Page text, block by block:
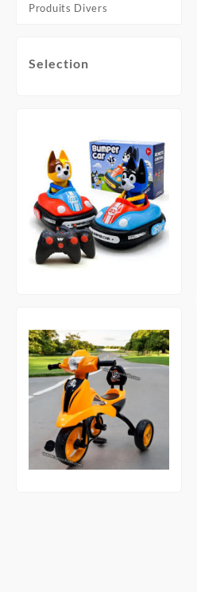
Produits Divers
Selection